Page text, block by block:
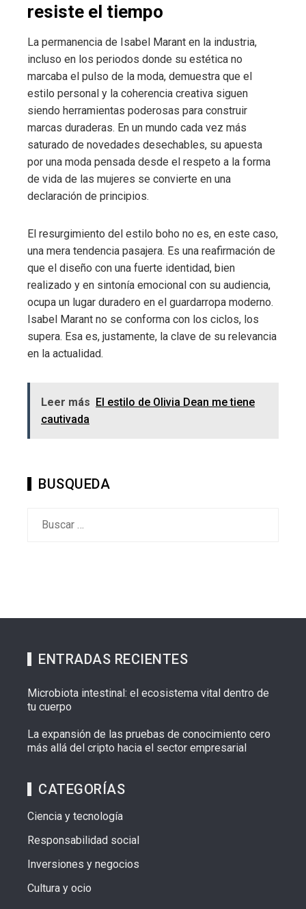
resiste el tiempo
La permanencia de Isabel Marant en la industria,
incluso en los periodos donde su estética no
marcaba el pulso de la moda, demuestra que el
estilo personal y la coherencia creativa siguen
siendo herramientas poderosas para construir
marcas duraderas. En un mundo cada vez más
saturado de novedades desechables, su apuesta
por una moda pensada desde el respeto a la forma
de vida de las mujeres se convierte en una
declaración de principios.
El resurgimiento del estilo boho no es, en este caso,
una mera tendencia pasajera. Es una reafirmación de
que el diseño con una fuerte identidad, bien
realizado y en sintonía emocional con su audiencia,
ocupa un lugar duradero en el guardarropa moderno.
Isabel Marant no se conforma con los ciclos, los
supera. Esa es, justamente, la clave de su relevancia
en la actualidad.
Leer más El estilo de Olivia Dean me tiene
cautivada
BUSQUEDA
ENTRADAS RECIENTES
Microbiota intestinal: el ecosistema vital dentro de
tu cuerpo
La expansión de las pruebas de conocimiento cero
más allá del cripto hacia el sector empresarial
CATEGORÍAS
Ciencia y tecnología
Responsabilidad social
Inversiones y negocios
Cultura y ocio